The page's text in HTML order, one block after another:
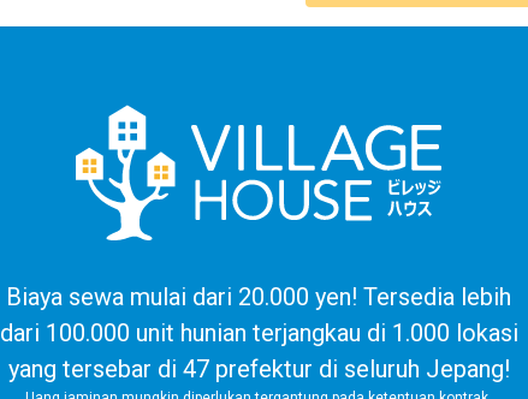
Biaya sewa mulai dari 20.000 yen! Tersedia lebih
dari 100.000 unit hunian terjangkau di 1.000 lokasi
yang tersebar di 47 prefektur di seluruh Jepang!